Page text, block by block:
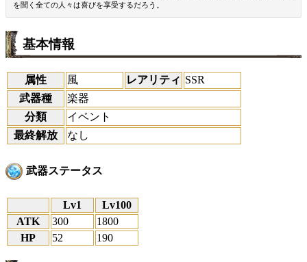
を聞く全ての人々は喜びを享受するだろう。
基本情報
属性 風 レアリティ SSR
武器種
楽器
分類
イベント
最終解放
なし
武器ステータス
Lv1
Lv100
ATK
300
1800
HP
52 190